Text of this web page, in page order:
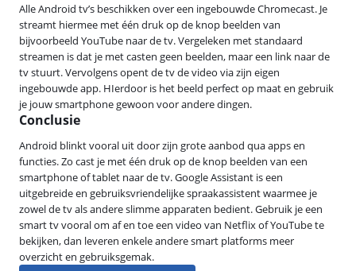
Alle Android tv’s beschikken over een ingebouwde Chromecast. Je
streamt hiermee met één druk op de knop beelden van
bijvoorbeeld YouTube naar de tv. Vergeleken met standaard
streamen is dat je met casten geen beelden, maar een link naar de
tv stuurt. Vervolgens opent de tv de video via zijn eigen
ingebouwde app. HIerdoor is het beeld perfect op maat en gebruik
je jouw smartphone gewoon voor andere dingen.
Conclusie
Android blinkt vooral uit door zijn grote aanbod qua apps en
functies. Zo cast je met één druk op de knop beelden van een
smartphone of tablet naar de tv. Google Assistant is een
uitgebreide en gebruiksvriendelijke spraakassistent waarmee je
zowel de tv als andere slimme apparaten bedient. Gebruik je een
smart tv vooral om af en toe een video van Netflix of YouTube te
bekijken, dan leveren enkele andere smart platforms meer
overzicht en gebruiksgemak.